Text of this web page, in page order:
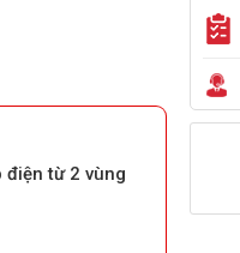
từ 2 vùng